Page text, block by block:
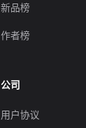
新品榜
作者榜
公司
用户协议